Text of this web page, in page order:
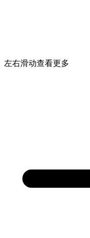
左右滑动查看更多